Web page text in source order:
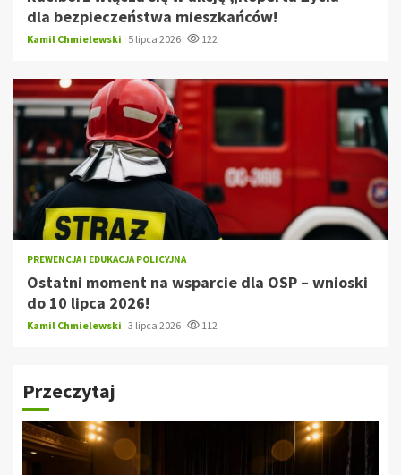
dla bezpieczeństwa mieszkańców!
Kamil Chmielewski 5 lipca 2026 122
PREWENCJA I EDUKACJA POLICYJNA
Ostatni moment na wsparcie dla OSP – wnioski
do 10 lipca 2026!
Kamil Chmielewski 3 lipca 2026 112
Przeczytaj